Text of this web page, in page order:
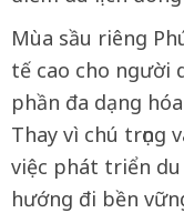
Mùa sầu riêng
tế cao cho người
phần đa dạng
Thay vì chú trọng
việc phát triển
hướng đi bền